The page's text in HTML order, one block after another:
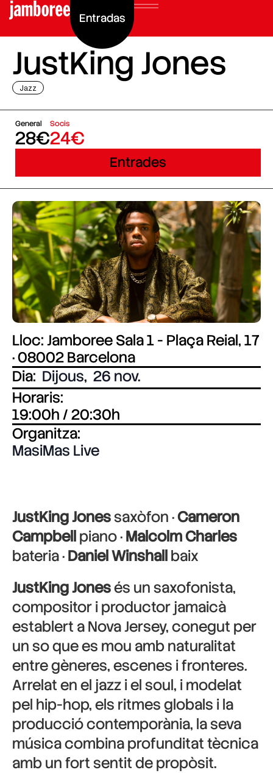
Entradas
JustKing Jones
Jazz
General
28€
Socis
24€
Entrades
Lloc: Jamboree Sala 1 - Plaça Reial, 17
· 08002 Barcelona
Dia: Dijous, 26 nov.
Horaris:
19:00h / 20:30h
Organitza:
MasiMas Live
JustKing Jonessaxòfon ·Cameron
Campbellpiano ·Malcolm Charles
bateria ·Daniel Winshallbaix
JustKing Jonesés un saxofonista,
compositor i productor jamaicà
establert a Nova Jersey, conegut per
un so que es mou amb naturalitat
entre gèneres, escenes i fronteres.
Arrelat en el jazz i el soul, i modelat
pel hip-hop, els ritmes globals i la
producció contemporània, la seva
música combina profunditat tècnica
amb un fort sentit de propòsit.